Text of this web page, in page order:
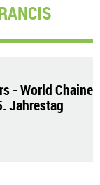
- World Chaine
Jahrestag